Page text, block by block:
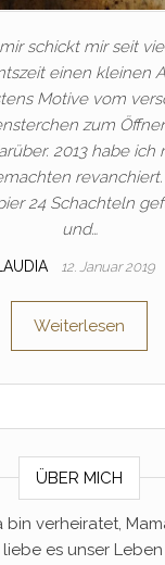
schickt mir seit
einen kleinen
Motive vom
zum
2013 habe ich
24 Schachteln
und…
12. Januar 2019
Weiterlesen
ÜBER MICH
bin verheiratet,
es unser